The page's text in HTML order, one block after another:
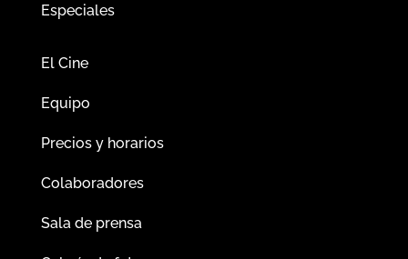
Especiales
El Cine
Equipo
Precios y horarios
Colaboradores
Sala de prensa